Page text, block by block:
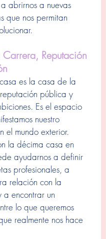
abrirnos a nuevas
que nos permitan
Reputación
es la casa de la
pública y
Es el espacio
nuestro
el mundo exterior.
la décima casa en
ayudarnos a definir
profesionales, a
relación con la
encontrar un
lo que queremos
realmente nos hace